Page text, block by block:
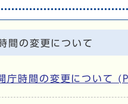
間の変更について
庁時間の変更について